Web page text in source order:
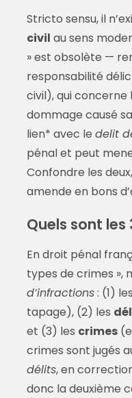
Stricto sensu, il
civil au sens
» est obsolète —
responsabilité
civil), qui concerne
dommage causé
lien* avec le delit
pénal et peut
Confondre les
amende en bons
Quels sont
En droit pénal
types de crimes »,
d’infractions: (1) les
tapage), (2) les
et (3) les crimes
crimes sont jugés
délits, en
donc la deuxième